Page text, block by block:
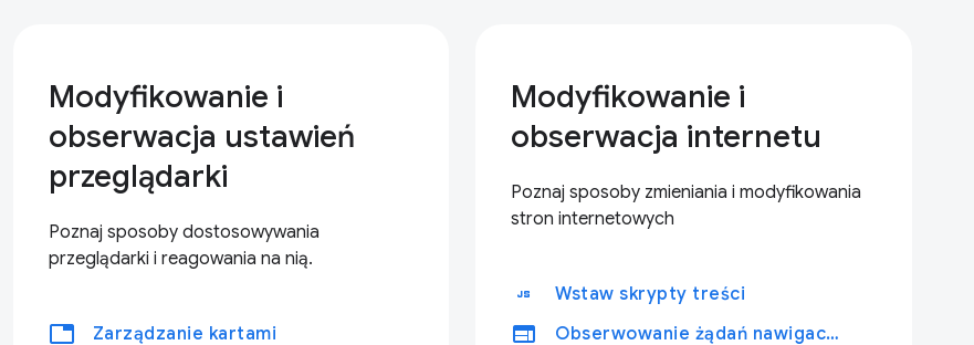
Modyfikowanie i
obserwacja ustawień
przeglądarki
Poznaj sposoby dostosowywania
przeglądarki i reagowania na nią.
tabsZarządzanie kartami
Modyfikowanie i
obserwacja internetu
Poznaj sposoby zmieniania i modyfikowania
stron internetowych
javascript Wstaw skrypty treści
web Obserwowanie żądań nawigacji w internecie